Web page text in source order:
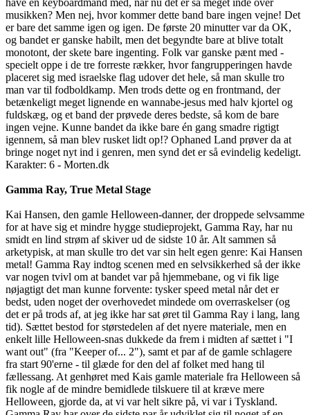
musikken? Men nej, hvor kommer dette band bare ingen vejne! Det
er bare det samme igen og igen. De første 20 minutter var da OK,
og bandet er ganske habilt, men det begyndte bare at blive totalt
monotont, der skete bare ingenting. Folk var ganske pænt med -
specielt oppe i de tre forreste rækker, hvor fangrupperingen havde
placeret sig med israelske flag udover det hele, så man skulle tro
man var til fodboldkamp. Men trods dette og en frontmand, der
betænkeligt meget lignende en wannabe-jesus med halv kjortel og
fuldskæg, og et band der prøvede deres bedste, så kom de bare
ingen vejne. Kunne bandet da ikke bare én gang smadre rigtigt
igennem, så man blev rusket lidt op!? Ophaned Land prøver da at
bringe noget nyt ind i genren, men synd det er så evindelig kedeligt.
Karakter: 6 - Morten.dk
Gamma Ray, True Metal Stage
Kai Hansen, den gamle Helloween-danner, der droppede selvsamme
for at have sig et mindre hygge studieprojekt, Gamma Ray, har nu
smidt en lind strøm af skiver ud de sidste 10 år. Alt sammen så
arketypisk, at man skulle tro det var sin helt egen genre: Kai Hansen
metal! Gamma Ray indtog scenen med en selvsikkerhed så der ikke
var nogen tvivl om at bandet var på hjemmebane, og vi fik lige
nøjagtigt det man kunne forvente: tysker speed metal når det er
bedst, uden noget der overhovedet mindede om overraskelser (og
det er på trods af, at jeg ikke har sat øret til Gamma Ray i lang, lang
tid). Sættet bestod for størstedelen af det nyere materiale, men en
enkelt lille Helloween-snas dukkede da frem i midten af sættet i "I
want out" (fra "Keeper of... 2"), samt et par af de gamle schlagere
fra start 90'erne - til glæde for den del af folket med hang til
fællessang. At genhøret med Kais gamle materiale fra Helloween så
fik nogle af de mindre bemidlede tilskuere til at kræve mere
Helloween, gjorde da, at vi var helt sikre på, vi var i Tyskland.